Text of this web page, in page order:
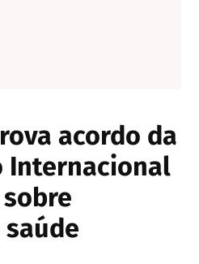
acordo da
Internacional